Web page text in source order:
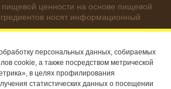
ценности на основе пищевой
носят информационный
г. Все права защищены
персональных данных, собираемых
cookie, а также посредством метрической
в целях профилирования
статистических данных о посещении